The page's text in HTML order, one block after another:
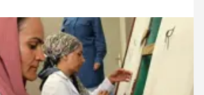
ilmek ilmek dokurken, bu motifleri
de işleyerek gelecek kuşaklara
Van Olgunlaşma Enstitüsü Müdür
Çiftçi, projenin yalnızca geleneksel
değil, genç kuşakların bu sanata
söyledi.